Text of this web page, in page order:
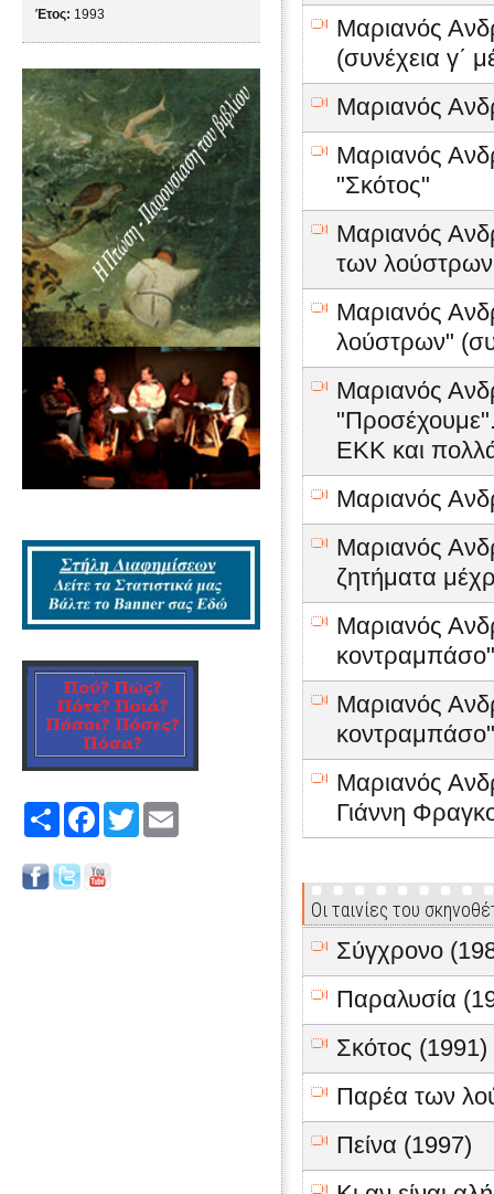
Έτος: 1993
Share FacebookTwitter
Μαριανός
(συνέχεια γ΄
Μαριανός
Μαριανός
"Σκότος"
Μαριανός
των
Μαριανός
λούστρων"
Μαριανός
ΕΚΚ και
Μαριανός
Μαριανός
ζητήματα
Μαριανός
Μαριανός
Μαριανός
Γιάννη
Οι ταινίες του
Σύγχρονο
Παραλυσία
Σκότος (1991)
Παρέα των
Πείνα (1997)